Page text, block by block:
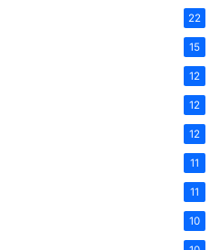
22
15
12
12
12
11
11
10